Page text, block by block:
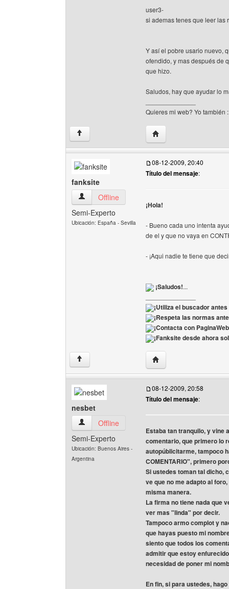
user3-
si ademas tenes que leer las
Y así el pobre usario nuevo,
ofendido, y mas después de
que hizo.
Saludos, hay que ayudar lo
Quieres mi web? Yo también
↑ Visitar sitio web del
fanksite
fanksite Ver perfil del usuario
Offline
Semi-Experto
Ubicación: España - Sevilla
08-12-2009, 20:40
Título del mensaje:
¡Hola!
- Bueno cada uno intenta
de el y que no vaya en
- ¡Aqui nadie te tiene que
¡Saludos!...
¡Utiliza el buscador
¡Respeta las normas
¡Contacta con
¡Fanksite desde ahora
↑ Visitar sitio web del
nesbet
nesbet Ver perfil del usuario
Offline
Semi-Experto
Ubicación: Buenos Aires -
Argentina
08-12-2009, 20:58
Título del mensaje:
Estaba tan tranquilo, y vine
comentario, que primero lo
autopúblicitarme, tampoco
COMENTARIO", primero
Si ustedes toman tal dicho,
ve que no me adapto al
misma manera.
La firma no tiene nada que
ver mas "linda" por decir.
Tampoco armo complot y
que hayas puesto mi
siento que todos los
admitir que estoy
necesidad de poner mi
En fin, si para ustedes,